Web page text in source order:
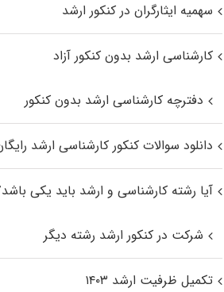
سهمیه ایثارگران در کنکور ارشد
کارشناسی ارشد بدون کنکور آزاد
دفترچه کارشناسی ارشد بدون کنکور
دانلود سوالات کنکور کارشناسی ارشد
آیا رشته کارشناسی و ارشد باید یکی
شرکت در کنکور ارشد رشته دیگر
تکمیل ظرفیت ارشد ۱۴۰۳